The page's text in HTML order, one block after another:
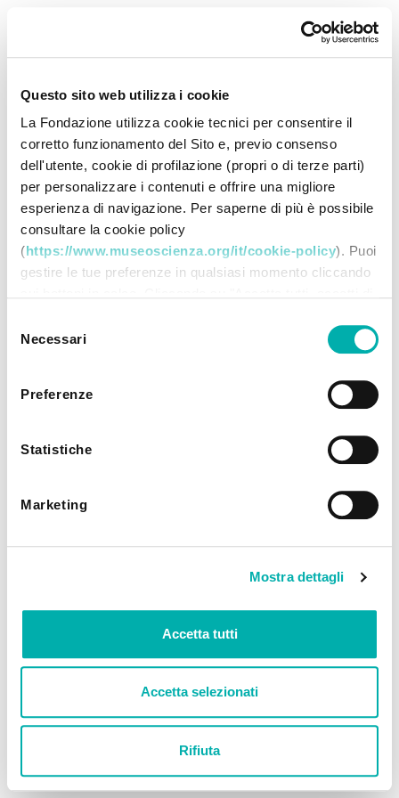
Questo sito web utilizza i cookie
La Fondazione utilizza cookie tecnici per consentire il
corretto funzionamento del Sito e, previo consenso
dell'utente, cookie di profilazione (propri o di terze parti)
per personalizzare i contenuti e offrire una migliore
esperienza di navigazione. Per saperne di più è possibile
consultare la cookie policy
(https://www.museoscienza.org/it/cookie-policy). Puoi
gestire le tue preferenze in qualsiasi momento cliccando
su "Accetta selezionati" dichiari di voler procedere
utilizzando solo i cookie prescelti, disabilitando tutti gli
altri. Selezionando "Rifiuta" procedi nella navigazione
utilizzando solo i cookie tecnici.
delNecessari
Preferenze
Statistiche
Marketing
Mostra dettagli
Accetta tutti
Accetta selezionati
Rifiuta